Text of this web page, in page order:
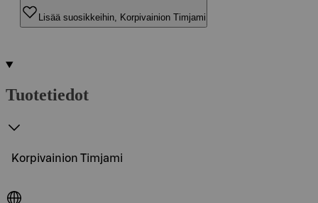
Lisää suosikkeihin, Korpivainion Timjami
Tuotetiedot
Korpivainion Timjami